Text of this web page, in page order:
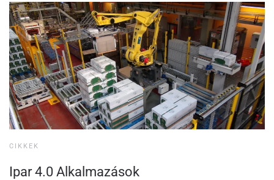
CIKKEK
Ipar 4.0 Alkalmazások